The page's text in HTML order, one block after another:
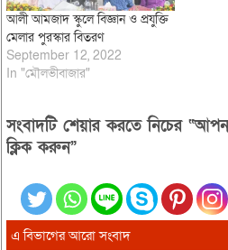
আলী আমজাদ স্কুলে বিজ্ঞান ও প্রযুক্তি
মেলার পুরস্কার বিতরণ
September 12, 2022
In "মৌলভীবাজার"
সংবাদটি শেয়ার করতে নিচের
ক্লিক করুন”
এ বিভাগের আরো সংবাদ